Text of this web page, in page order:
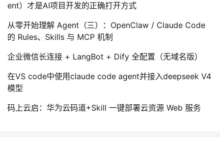
ent）才是AI项目开发的正确打开方式
从零开始理解 Agent（三）：OpenClaw / Claude Code
的 Rules、Skills 与 MCP 机制
企业微信长连接 + LangBot + Dify 全配置（无域名版）
在VS code中使用claude code agent并接入deepseek V4
模型
码上云启：华为云码道+Skill 一键部署云资源 Web 服务